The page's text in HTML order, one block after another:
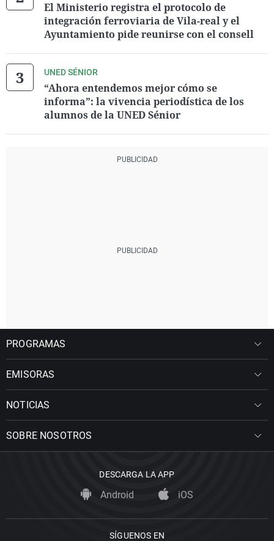
El Ministerio registra el protocolo de
integración ferroviaria de Vila-real y el
Ayuntamiento pide reunirse con el consell
UNED SÉNIOR
“Ahora entendemos mejor cómo se
informa”: la vivencia periodística de los
alumnos de la UNED Sénior
PROGRAMAS
EMISORAS
NOTICIAS
SOBRE NOSOTROS
DESCARGA LA APP
Android iOS
SÍGUENOS EN